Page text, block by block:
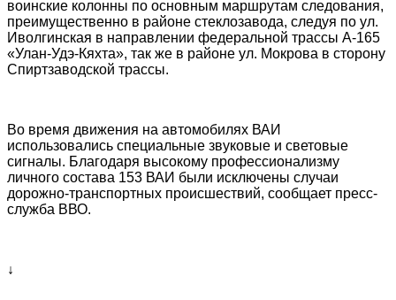
воинские колонны по основным маршрутам следования,
преимущественно в районе стеклозавода, следуя по ул.
Иволгинская в направлении федеральной трассы А-165
«Улан-Удэ-Кяхта», так же в районе ул. Мокрова в сторону
Спиртзаводской трассы.
Во время движения на автомобилях ВАИ
использовались специальные звуковые и световые
сигналы. Благодаря высокому профессионализму
личного состава 153 ВАИ были исключены случаи
дорожно-транспортных происшествий, сообщает пресс-
служба ВВО.
↓